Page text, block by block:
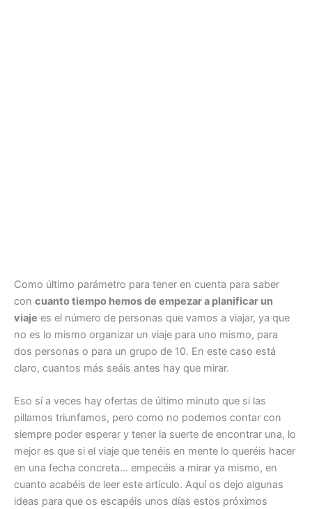
Como último parámetro para tener en cuenta para saber
con cuanto tiempo hemos de empezar a planificar un
viaje es el número de personas que vamos a viajar, ya que
no es lo mismo organizar un viaje para uno mismo, para
dos personas o para un grupo de 10. En este caso está
claro, cuantos más seáis antes hay que mirar.
Eso sí a veces hay ofertas de último minuto que si las
pillamos triunfamos, pero como no podemos contar con
siempre poder esperar y tener la suerte de encontrar una, lo
mejor es que si el viaje que tenéis en mente lo queréis hacer
en una fecha concreta… empecéis a mirar ya mismo, en
cuanto acabéis de leer este artículo. Aquí os dejo algunas
ideas para que os escapéis unos días estos próximos